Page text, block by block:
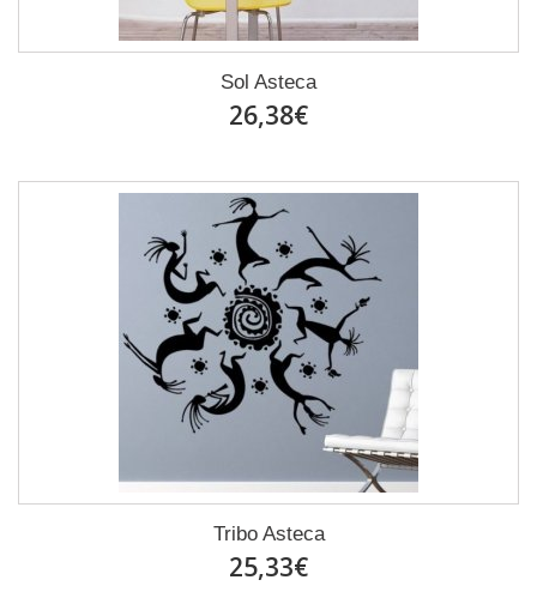
Sol Asteca
26,38€
Tribo Asteca
25,33€